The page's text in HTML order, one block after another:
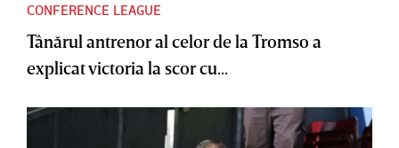
CONFERENCE LEAGUE
Tânărul antrenor al celor de la Tromso a
explicat victoria la scor cu...